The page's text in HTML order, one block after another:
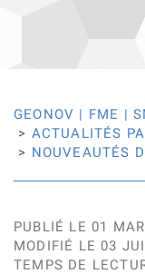
GEONOV | FME |
ACTUALITÉS
NOUVEAUTÉS
PUBLIÉ LE 01
MODIFIÉ LE 03
TEMPS DE